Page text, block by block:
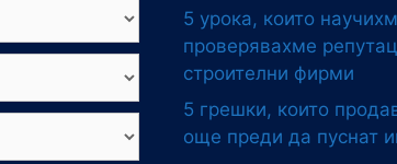
5 урока, които
проверявахме
строителни фирми
5 грешки, които
още преди да пуснат